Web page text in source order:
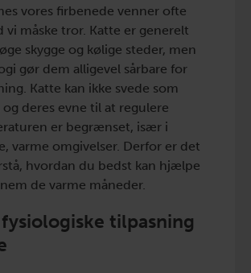
vores firbenede venner ofte
vi måske tror. Katte er generelt
skygge og kølige steder, men
gør dem alligevel sårbare for
Katte kan ikke svede som
og deres evne til at regulere
er begrænset, især i
varme omgivelser. Derfor er det
hvordan du bedst kan hjælpe
de varme måneder.
tilpasning